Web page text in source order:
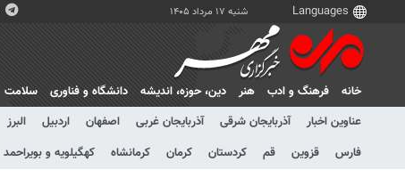
شنبه ۱۷ مرداد ۱۴۰۵
خانه فرهنگ و ادب هنر دين، حوزه، انديشه دانشگاه و فناوری سلامت
عناوین اخبار
آذربایجان شرقی آذربایجان غربی اصفهان اردبیل البرز
فارس
قزوین قم کردستان کرمان کرمانشاه کهگیلویه و بویراحمد